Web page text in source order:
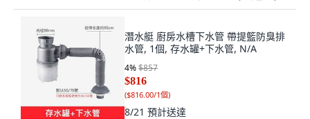
潛水艇 廚房水槽下水管 帶提籃防臭排
水管, 1個, 存水罐+下水管, N/A
4%$857
$816
($816.00/1個)
8/21 預計送達